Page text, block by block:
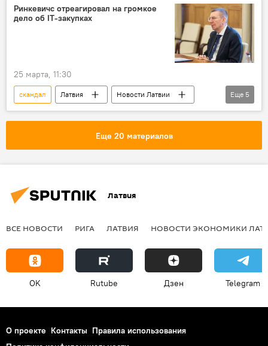
Ринкевичс отреагировал на громкое
дело об IT-закупках
25 марта, 11:30
скандал Латвия
Новости Латвии
Новости политики Латвии
президент
закупка
Еще 5
Еще 20 материалов
Латвия
ВСЕ НОВОСТИ РИГА ЛАТВИЯ НОВОСТИ ЭКОНОМИКИ
OK Rutube Дзен Telegram
О проекте Контакты Правила использования